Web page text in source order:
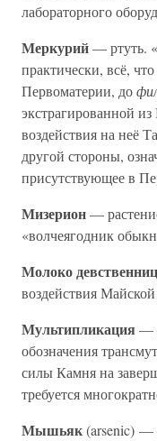
лабораторного
Меркурий— ртуть.
практически, всё,
Первоматерии, до
экстрагированной
воздействия на неё
другой стороны,
присутствующее в
Мизерион—
«волчеягодник
Молоко
воздействия
Мультипликация —
обозначения
силы Камня на
требуется
Мышьяк(arsenic) —